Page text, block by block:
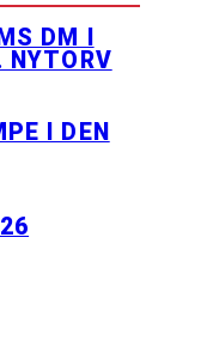
DM I
NYTORV
I DEN